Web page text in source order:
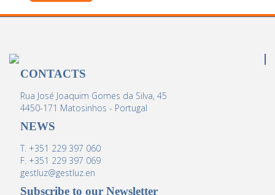
CONTACTS
Rua José Joaquim Gomes da Silva, 45
4450-171 Matosinhos - Portugal
NEWS
T. +351 229 397 060
F. +351 229 397 069
gestluz@gestluz.en
Subscribe to our Newsletter